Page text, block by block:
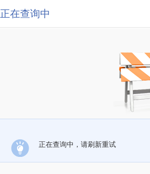
正在查询中
正在查询中，请刷新重试